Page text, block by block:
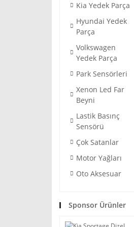
Kia Yedek Parça
Hyundai Yedek
Parça
Volkswagen
Yedek Parça
Park Sensörleri
Xenon Led Far
Beyni
Lastik Basınç
Sensörü
Çok Satanlar
Motor Yağları
Oto Aksesuar
Sponsor Ürünler